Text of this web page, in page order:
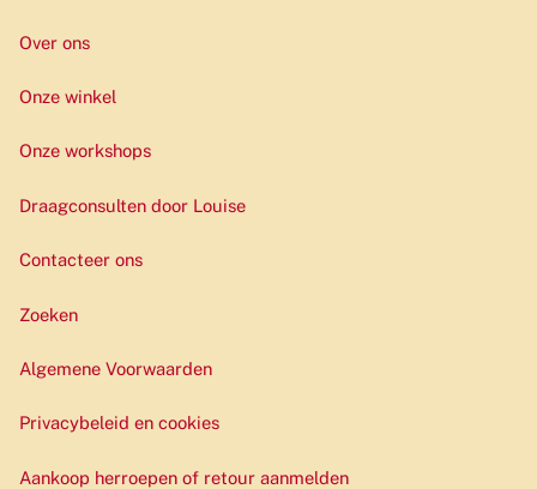
Over ons
Onze winkel
Onze workshops
Draagconsulten door Louise
Contacteer ons
Zoeken
Algemene Voorwaarden
Privacybeleid en cookies
Aankoop herroepen of retour aanmelden